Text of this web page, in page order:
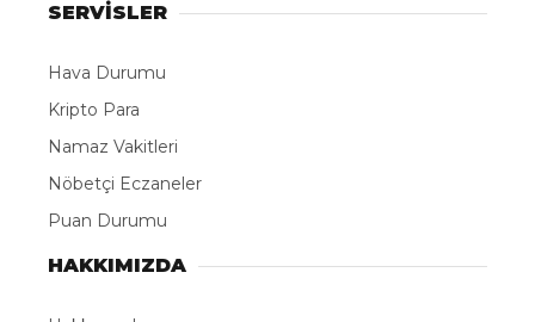
SERVİSLER
Hava Durumu
Kripto Para
Namaz Vakitleri
Nöbetçi Eczaneler
Puan Durumu
HAKKIMIZDA